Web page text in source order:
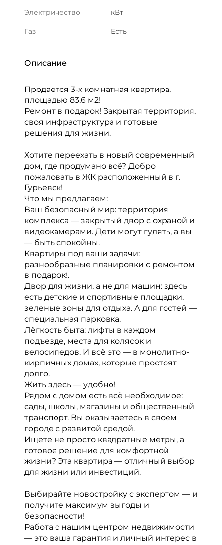
Электричество кВт
Газ Есть
Описание
Продается 3-х комнатная квартира,
площадью 83,6 м2!
Ремонт в подарок! Закрытая территория,
своя инфраструктура и готовые
решения для жизни.
Хотите переехать в новый современный
дом, где продумано всё? Добро
пожаловать в ЖК расположенный в г.
Гурьевск!
Что мы предлагаем:
Ваш безопасный мир: территория
комплекса — закрытый двор с охраной и
видеокамерами. Дети могут гулять, а вы
— быть спокойны.
Квартиры под ваши задачи:
разнообразные планировки с ремонтом
в подарок!.
Двор для жизни, а не для машин: здесь
есть детские и спортивные площадки,
зеленые зоны для отдыха. А для гостей —
специальная парковка.
Лёгкость быта: лифты в каждом
подъезде, места для колясок и
велосипедов. И всё это — в монолитно-
кирпичных домах, которые простоят
долго.
Жить здесь — удобно!
Рядом с домом есть всё необходимое:
сады, школы, магазины и общественный
транспорт. Вы оказываетесь в своем
городе с развитой средой.
Ищете не просто квадратные метры, а
готовое решение для комфортной
жизни? Эта квартира — отличный выбор
для жизни или инвестиций.
Выбирайте новостройку с экспертом — и
получите максимум выгоды и
безопасности!
Работа с нашим центром недвижимости
— это ваша гарантия и личный интерес в